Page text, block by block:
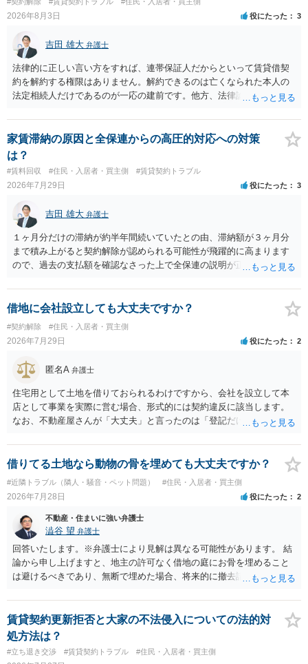
2026年8月3日 役にたった 3
吉田 雄大 弁護士
法律的に正しい言い方をすれば、連帯保証人だからといって賃貸借契
約を解約する権限はありません。解約できるのは亡くなられた本人の
法定相続人だけであるのが一応の建前です。他方、法律論はさてお
する動機づけがなくなります。 今回進められつつある手続はあくまで
も、建物を賃貸人に一日も早く明け渡すための便宜的方法として理解
するのが良いと思います。またその方法で進めた方が、連帯保証人で
あるお知り合いさんにとっても、自身の経済的負担を最小限に食い止
められるため望ましいやり方だといえます。
家賃滞納の原因と全保連からの高圧的対応への対策
は？
#賃料回収 #住民・入居者・買主側 #賃貸契約トラブル
2026年7月29日 役にたった 3
吉田 雄大 弁護士
１ヶ月分だけの滞納が約半年間続いていたとの由、滞納額が３ヶ月分
まで積み上がると契約解除が認められる可能性が飛躍的に高まります
ので、過去の支払額を確認なさった上で全保連の説明が正しければ、
た理由は気になるところですが、中身のある返答は期待できないと思
います。
借地に会社設立しても大丈夫ですか？
#契約解除 #住民・入居者・買主側
2026年7月29日 役にたった 2
匿名A 弁護士
住宅用として土地を借りておられるわけですから、会社を設立して本
店として事業を実際に営む場合、形式的には契約違反に該当します。
なお、不動産屋さんが「大丈夫」と言ったのは「登記だけなら実務上
れますが、これは法的な保証ではありません。 ただ、解除まで認めら
れるかどうかについては信頼関係が破壊されたかどうかで判断されま
すので、建物を事務所・店舗用に大きく改築する等までなさらない限
り、リスクはそれほど大きくないかもしれません。 しかしそれでも、
大家さんが契約違反を口実に、将来の更新時に更新料の上乗せを要求
したり、立ち退きを迫る材料に使ったりする可能性は否定できませ
ん。
借りてる土地なら動物の骨を埋めても大丈夫ですか？
#近隣トラブル（隣人・騒音・ペット問題） #住民・入居者・買主側
2026年7月28日 役にたった 2
不動産・住まいに強い弁護士
澁谷 望 弁護士
回答いたします。※弁護士により見解は異なる可能性があります。 結
論から申し上げますと、地主の許可なく借地の庭にお骨を埋めること
は避けるべきであり、無断で埋めた場合、将来的に撤去請求や退去時
上、自分のペットの遺骨を埋める行為自体は墓地埋葬法違反や不法投
棄には該当しないため、犯罪になるわけではありません。しかし、建
物の所有者は質問者様であっても、土地の所有権はあくまで地主にあ
ります。そのため、地主に無断でお骨を埋める行為は、他人の所有権
を侵害する行為や、借地人としての善管注意義務違反とみなされる可
賃貸契約更新拒否と大家の不法侵入についての法的対
処方法は？
#立ち退き交渉 #賃貸契約トラブル #住民・入居者・買主側